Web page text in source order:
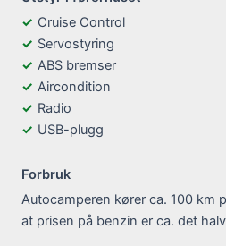
Cruise Control
Servostyring
ABS bremser
Aircondition
Radio
USB-plugg
Forbruk
Autocamperen kører ca. 100 km
at prisen på benzin er ca. det